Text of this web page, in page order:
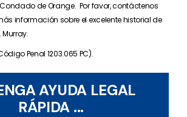
de Orange. Por favor, contáctenos
información sobre el excelente historial de
Penal 1203.065 PC).
AYUDA LEGAL
RÁPIDA ...